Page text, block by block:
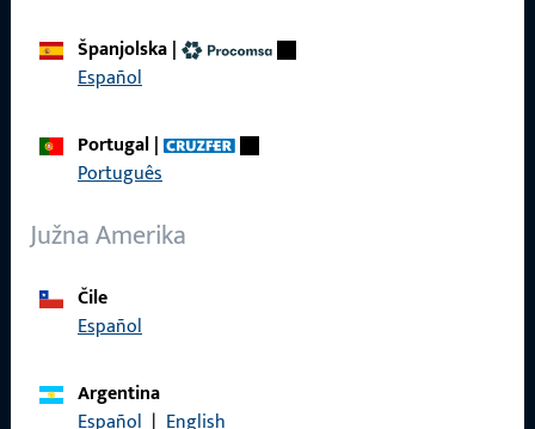
Španjolska|
Español
Portugal|
Português
Južna Amerika
Čile
Español
Argentina
Español | English